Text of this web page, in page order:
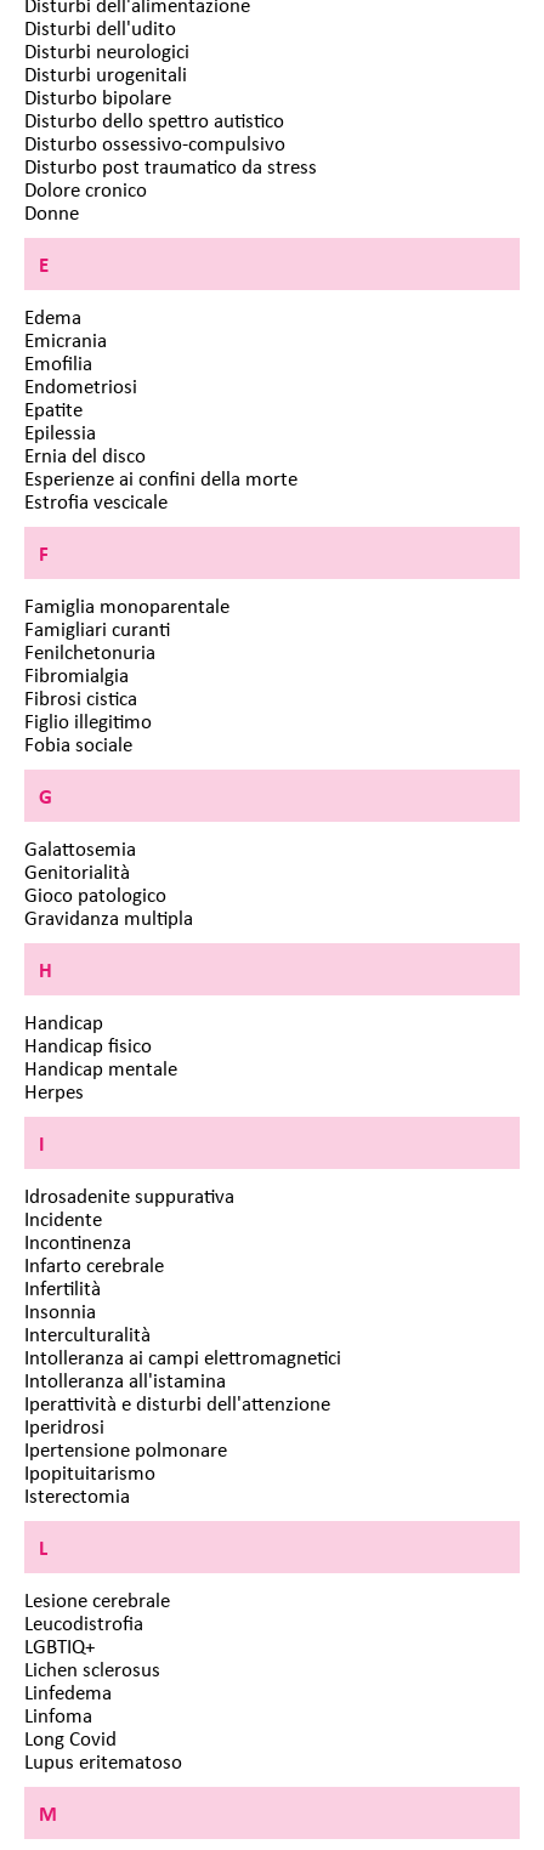
Disturbi dell'udito
Disturbi neurologici
Disturbi urogenitali
Disturbo bipolare
Disturbo dello spettro autistico
Disturbo ossessivo-compulsivo
Disturbo post traumatico da stress
Dolore cronico
Donne
E
Edema
Emicrania
Emofilia
Endometriosi
Epatite
Epilessia
Ernia del disco
Esperienze ai confini della morte
Estrofia vescicale
F
Famiglia monoparentale
Famigliari curanti
Fenilchetonuria
Fibromialgia
Fibrosi cistica
Figlio illegitimo
Fobia sociale
G
Galattosemia
Genitorialità
Gioco patologico
Gravidanza multipla
H
Handicap
Handicap fisico
Handicap mentale
Herpes
I
Idrosadenite suppurativa
Incidente
Incontinenza
Infarto cerebrale
Infertilità
Insonnia
Interculturalità
Intolleranza ai campi elettromagnetici
Intolleranza all'istamina
Iperattività e disturbi dell'attenzione
Iperidrosi
Ipertensione polmonare
Ipopituitarismo
Isterectomia
L
Lesione cerebrale
Leucodistrofia
LGBTIQ+
Lichen sclerosus
Linfedema
Linfoma
Long Covid
Lupus eritematoso
M